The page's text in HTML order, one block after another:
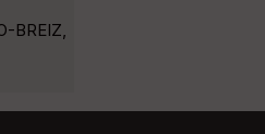
BREIZ,